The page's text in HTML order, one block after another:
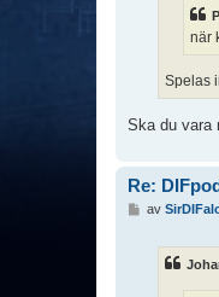
när
Spelas
Ska du vara
Re:
av